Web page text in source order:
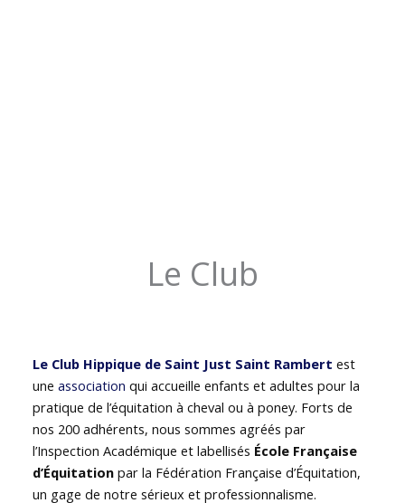
Le Club
Le Club Hippique de Saint Just Saint Rambert est
uneassociation qui accueille enfants et adultes pour la
pratique de l’équitation à cheval ou à poney. Forts de
nos 200 adhérents, nous sommes agréés par
l’Inspection Académique et labellisés École Française
d’Équitation par la Fédération Française d’Équitation,
un gage de notre sérieux et professionnalisme.